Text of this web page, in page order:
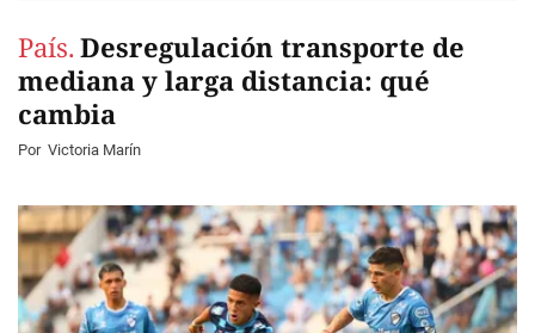
País. Desregulación transporte de
mediana y larga distancia: qué
cambia
Por Victoria Marín